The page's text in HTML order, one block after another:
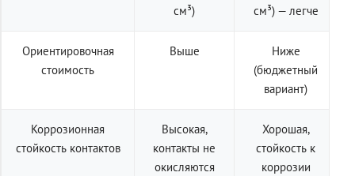
см³)
см³) — легче
Ориентировочная
стоимость
Выше
Ниже
(бюджетный
вариант)
Коррозионная
стойкость контактов
Высокая,
контакты не
окисляются
Хорошая,
стойкость к
коррозии